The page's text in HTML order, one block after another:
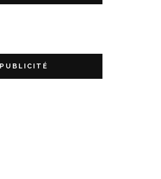
PUBLICITÉ